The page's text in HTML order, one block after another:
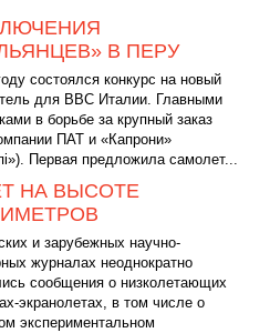
В ПЕРУ
состоялся конкурс на новый
для ВВС Италии. Главными
в борьбе за крупный заказ
ПАТ и «Капрони»
Первая предложила самолет...
НА ВЫСОТЕ
и зарубежных научно-
журналах неоднократно
сообщения о низколетающих
экранолетах, в том числе о
экспериментальном